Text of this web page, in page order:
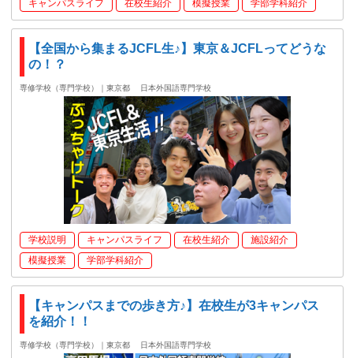
キャンパスライフ
在校生紹介 模擬授業 学部学科紹介
【全国から集まるJCFL生♪】東京＆JCFLってどうな
の！？
専修学校（専門学校）｜東京都 日本外国語専門学校
学校説明 キャンパスライフ 在校生紹介
施設紹介
模擬授業
学部学科紹介
【キャンパスまでの歩き方♪】在校生が3キャンパス
を紹介！！
専修学校（専門学校）｜東京都 日本外国語専門学校